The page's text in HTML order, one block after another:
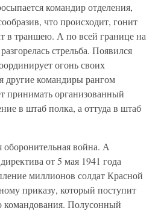
командир отделения,
что происходит, гонит
в траншею. А по всей границе на
стрельба. Появился
огонь своих
другие командиры рангом
принимать организованный
в штаб полка, а оттуда в штаб
оборонительная война. А
от 5 мая 1941 года
миллионов солдат Красной
приказу, который поступит
командования. Полусонный